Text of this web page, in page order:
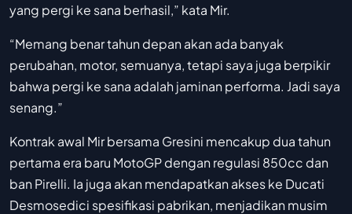
yang pergi ke sana berhasil,” kata Mir.
“Memang benar tahun depan akan ada banyak
perubahan, motor, semuanya, tetapi saya juga berpikir
bahwa pergi ke sana adalah jaminan performa. Jadi saya
senang.”
Kontrak awal Mir bersama Gresini mencakup dua tahun
pertama era baru MotoGP dengan regulasi 850cc dan
ban Pirelli. Ia juga akan mendapatkan akses ke Ducati
Desmosedici spesifikasi pabrikan, menjadikan musim